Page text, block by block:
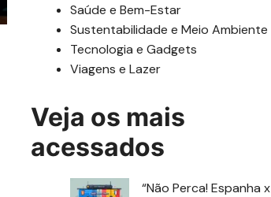
Saúde e Bem-Estar
Sustentabilidade e Meio Ambiente
Tecnologia e Gadgets
Viagens e Lazer
Veja os mais
acessados
“Não Perca! Espanha x